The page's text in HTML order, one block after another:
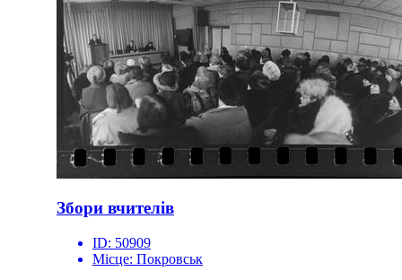
Збори вчителів
ID: 50909
Місце: Покровськ